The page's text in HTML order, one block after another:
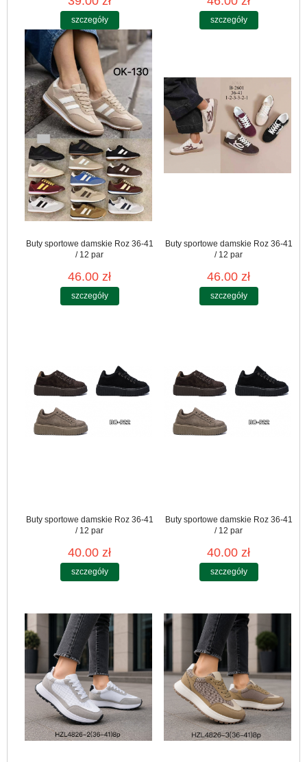
szczegóły szczegóły
Buty sportowe damskie Roz 36-41
/ 12 par
46.00 zł
szczegóły
Buty sportowe damskie Roz 36-41
/ 12 par
46.00 zł
szczegóły
Buty sportowe damskie Roz 36-41
/ 12 par
40.00 zł
szczegóły
Buty sportowe damskie Roz 36-41
/ 12 par
40.00 zł
szczegóły